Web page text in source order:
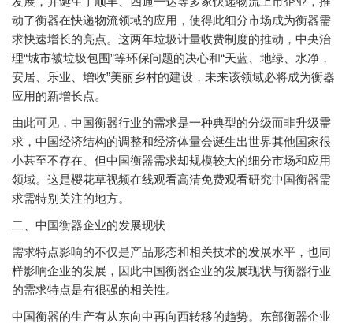
动了衡器在快递物流领域的应用，使得此细分市场成为衡器需
求快速增长的亮点。这两年垃圾计量收费制度的推动，中央治
理“城市被垃圾包围”等环保问题的决心和“天蓝、地绿、水净，
安居、乐业、增收”美丽乡村的建设，未来该领域必将成为衡器
应用的新增长点。
由此可见，中国衡器行业的需求是一种典型的分级而非升级需
求，中国经济结构的调整和经济体量会诞生出世界其他国家很
小甚至不存在、但中国衡器需求却规模较大的细分市场和应用
领域。这是樱花草视频在线观看高清免费观看研究中国衡器需
求需特别关注的地方。
二、中国衡器企业的发展现状
需求特点影响的不仅是产品形态和相关技术的发展水平，也同
样影响企业的发展，因此中国衡器企业的发展现状与衡器行业
的需求特点是有很强的相关性。
中国衡器的生产有从东向中再向西转移的趋势。东部衡器企业